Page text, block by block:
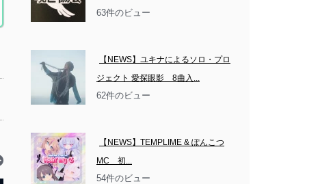
63件のビュー
【NEWS】ユキナによるソロ・プロ
ジェクト 愛探眼影　8曲入...
62件のビュー
【NEWS】TEMPLIME & ぽんこつ
MC　初...
54件のビュー